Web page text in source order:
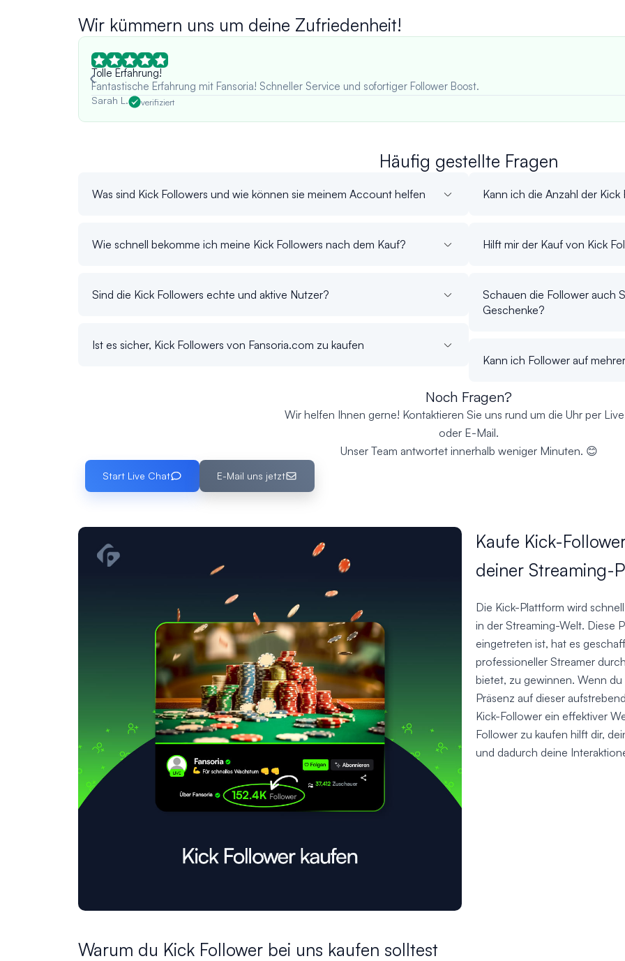
Wir kümmern uns um deine Zufriedenheit!
Tolle Erfahrung!
Fantastische Erfahrung mit Fansoria! Schneller Service und sofortiger Follower Boost.
Sarah L. verifiziert
Häufig gestellte Fragen
Was sind Kick Followers und wie können sie meinem Account helfen
Wie schnell bekomme ich meine Kick Followers nach dem Kauf?
Sind die Kick Followers echte und aktive Nutzer?
Ist es sicher, Kick Followers von Fansoria.com zu kaufen
Kann ich die Anzahl der
Hilft mir der Kauf von Kick
Schauen die Follower auch
Geschenke?
Kann ich Follower auf
Noch Fragen?
Wir helfen Ihnen gerne! Kontaktieren Sie uns rund um die Uhr per
oder E-Mail.
Unser Team antwortet innerhalb weniger Minuten. 😊
Start Live Chat E-Mail uns jetzt
Kaufe Kick-
deiner Streaming-
Die Kick-Plattform wird
in der Streaming-Welt. Diese
eingetreten ist, hat es
professioneller Streamer
bietet, zu gewinnen. Wenn
Präsenz auf dieser
Kick-Follower ein effektiver
Follower zu kaufen hilft dir,
und dadurch deine
Warum du Kick Follower bei uns kaufen solltest